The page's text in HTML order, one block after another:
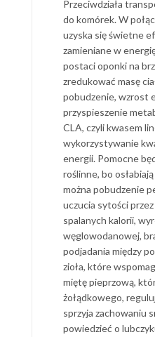
Przeciwdziała
do komórek. W
uzyska się świetne
zamieniane w
postaci oponki na
zredukować masę
pobudzenie, wzrost
przyspieszenie
CLA, czyli kwasem
wykorzystywanie
energii. Pomocne
roślinne, bo
można pobudzenie
uczucia sytości
spalanych kalorii,
węglowodanowej,
podjadania między
zioła, które
miętę pieprzową,
żołądkowego,
sprzyja zachowaniu
powiedzieć o